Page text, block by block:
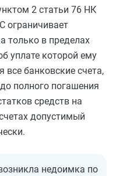
2 статьи 76 НК
ограничивает
только в пределах
уплате которой ему
банковские счета,
полного погашения
средств на
допустимый
недоимка по